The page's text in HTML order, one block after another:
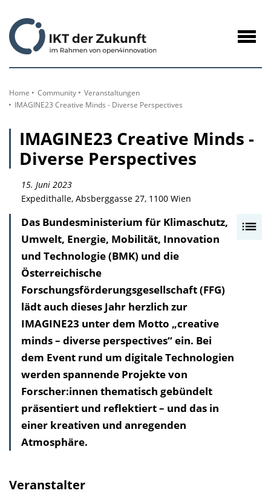
Inhalt
Home Community
Veranstaltungen
IMAGINE23 Creative Minds - Diverse Perspectives
IMAGINE23 Creative Minds -
Diverse Perspectives
15. Juni 2023
Expedithalle, Absberggasse 27, 1100 Wien
Das Bundesministerium für Klimaschutz,
Umwelt, Energie, Mobilität, Innovation
und Technologie (BMK) und die
Österreichische
Forschungsförderungsgesellschaft (FFG)
lädt auch dieses Jahr herzlich zur
IMAGINE23 unter dem Motto „creative
minds – diverse perspectives“ ein. Bei
dem Event rund um digitale Technologien
werden spannende Projekte von
Forscher:innen thematisch gebündelt
präsentiert und reflektiert – und das in
einer kreativen und anregenden
Atmosphäre.
Veranstalter